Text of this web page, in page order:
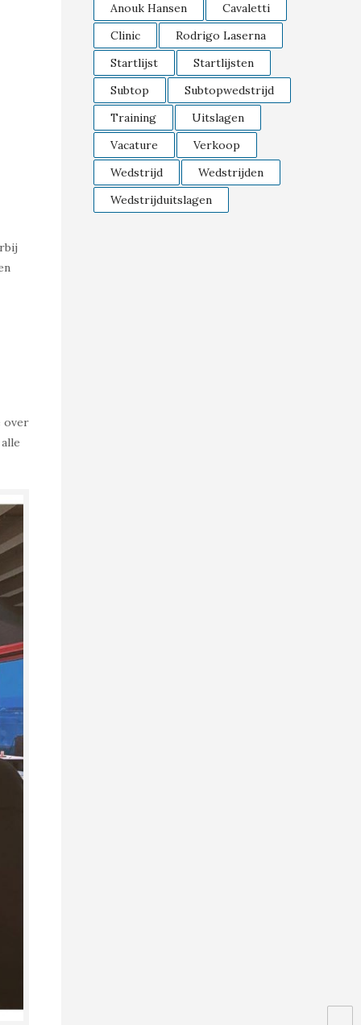
over
Anouk Hansen
Cavaletti
Clinic
Rodrigo Laserna
Startlijst
Startlijsten
Subtop
Subtopwedstrijd
Training
Uitslagen
Vacature
Verkoop
Wedstrijd
Wedstrijden
Wedstrijduitslagen